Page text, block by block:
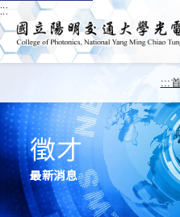
:::
:::
徵才
最新消息